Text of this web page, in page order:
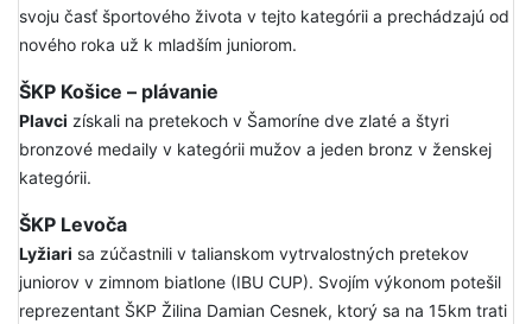
svoju časť športového života v tejto kategórii a prechádzajú od
nového roka už k mladším juniorom.
ŠKP Košice – plávanie
Plavci získali na pretekoch v Šamoríne dve zlaté a štyri
bronzové medaily v kategórii mužov a jeden bronz v ženskej
kategórii.
ŠKP Levoča
Lyžiari sa zúčastnili v talianskom vytrvalostných pretekov
juniorov v zimnom biatlone (IBU CUP). Svojím výkonom potešil
reprezentant ŠKP Žilina Damian Cesnek, ktorý sa na 15km trati